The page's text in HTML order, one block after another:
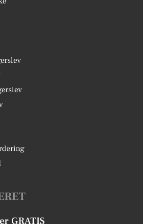
GRATIS